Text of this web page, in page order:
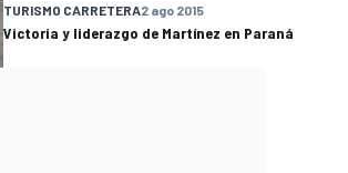
TURISMO CARRETERA2 ago 2015
Victoria y liderazgo de Martínez en Paraná